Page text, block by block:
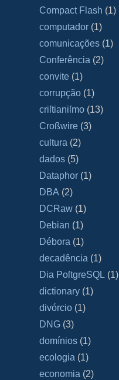
Compact Flash (1)
computador (1)
comunicações (1)
Conferência (2)
convite (1)
corrupção (1)
criſtianiſmo (13)
Croßwire (3)
cultura (2)
dados (5)
Dataphor (1)
DBA (2)
DCRaw (1)
Debian (1)
Débora (1)
decadência (1)
Dia PoſtgreSQL (1)
dictionary (1)
divórcio (1)
DNG (3)
domínios (1)
ecologia (1)
economia (2)